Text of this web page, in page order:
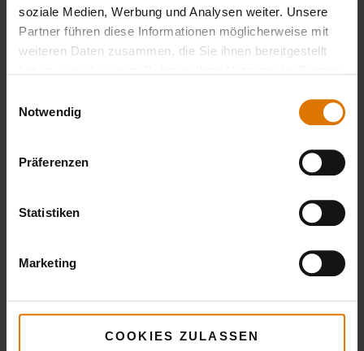
soziale Medien, Werbung und Analysen weiter. Unsere
Partner führen diese Informationen möglicherweise mit
weiteren Daten zusammen, die Sie ihnen bereitgestellt
Notwendig
Präferenzen
Statistiken
Marketing
COOKIES ZULASSEN
Roastbeef an einem Stück grillen
Wenn du eher auf große Braten stehst: Natürlich
gewünschte Kerntemperatur hat. Bei Medium
Infobox zu den sechs Garstufen). Nun noch
drei bis fünf Minuten ruhen lassen,